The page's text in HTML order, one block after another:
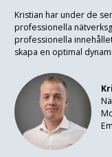
Kristian har under de
professionella
professionella
skapa en optimal